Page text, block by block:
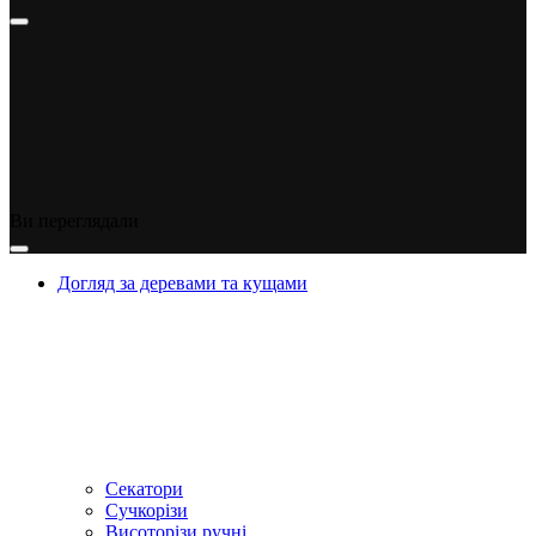
Догляд за деревами та кущами
Секатори
Сучкорізи
Висоторізи ручні